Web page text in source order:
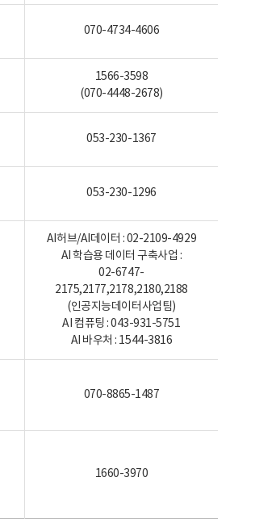
070-4734-4606
1566-3598
(070-4448-2678)
053-230-1367
053-230-1296
AI허브/AI데이터 : 02-2109-4929
AI 학습용 데이터 구축사업 :
02-6747-
2175,2177,2178,2180,2188
(인공지능데이터사업팀)
AI 컴퓨팅 : 043-931-5751
AI 바우처 : 1544-3816
070-8865-1487
1660-3970